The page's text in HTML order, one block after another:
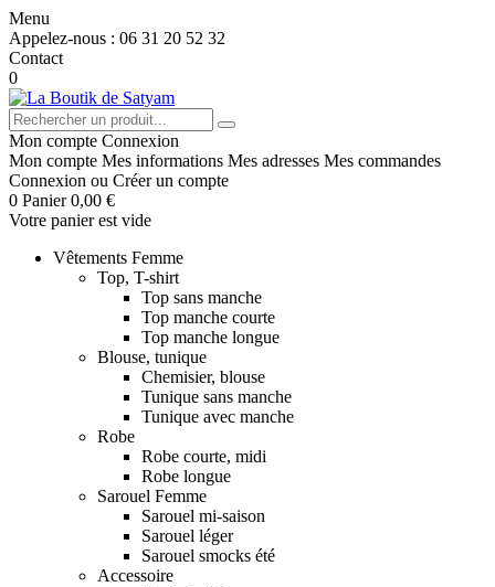
Menu
Appelez-nous : 06 31 20 52 32
Contact
0
Mon compte Connexion
Mon compte Mes informations Mes adresses Mes commandes
Connexion ou Créer un compte
0 Panier 0,00 €
Votre panier est vide
Vêtements Femme
Top, T-shirt
Top sans manche
Top manche courte
Top manche longue
Blouse, tunique
Chemisier, blouse
Tunique sans manche
Tunique avec manche
Robe
Robe courte, midi
Robe longue
Sarouel Femme
Sarouel mi-saison
Sarouel léger
Sarouel smocks été
Accessoire